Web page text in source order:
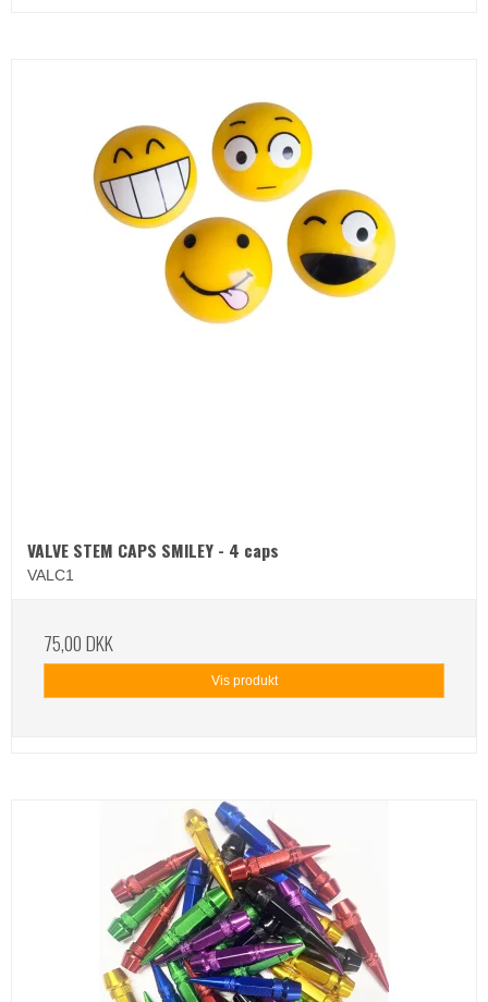
VALVE STEM CAPS SMILEY - 4 caps
VALC1
75,00 DKK
Vis produkt